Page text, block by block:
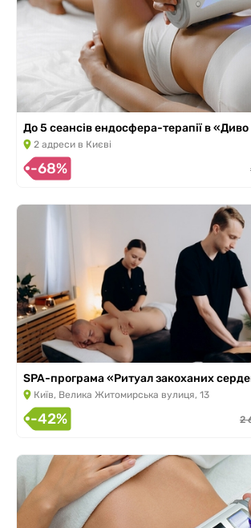
До 5 сеансів ендосфера-терапії в
2 адреси в Києві
-68%
SPA-програма «Ритуал закоханих
Київ, Велика Житомирська вулиця, 13
-42% 2